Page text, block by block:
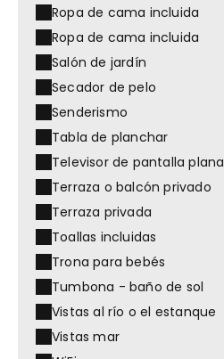
Ropa de cama incluida
Ropa de cama incluida
Salón de jardín
Secador de pelo
Senderismo
Tabla de planchar
Televisor de pantalla plana
Terraza o balcón privado
Terraza privada
Toallas incluidas
Trona para bebés
Tumbona - baño de sol
Vistas al río o el estanque
Vistas mar